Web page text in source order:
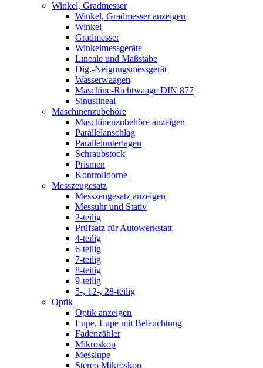
Winkel, Gradmesser
Winkel, Gradmesser anzeigen
Winkel
Gradmesser
Winkelmessgeräte
Lineale und Maßstäbe
Dig.-Neigungsmessgerät
Wasserwaagen
Maschine-Richtwaage DIN 877
Sinuslineal
Maschinenzubehöre
Maschinenzubehöre anzeigen
Parallelanschlag
Parallelunterlagen
Schraubstock
Prismen
Kontrolldorne
Messzeugesatz
Messzeugesatz anzeigen
Messuhr und Stativ
2-teilig
Prüfsatz für Autowerkstatt
4-teilig
6-teilig
7-teilig
8-teilig
9-teilig
5-, 12-, 28-teilig
Optik
Optik anzeigen
Lupe, Lupe mit Beleuchtung
Fadenzähler
Mikroskop
Messlupe
Stereo Mikroskop